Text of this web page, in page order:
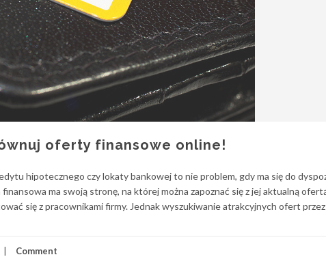
oferty finansowe online!
hipotecznego czy lokaty bankowej to nie problem, gdy ma się do
ma swoją stronę, na której można zapoznać się z jej aktualną
się z pracownikami firmy. Jednak wyszukiwanie atrakcyjnych ofert przez
Comment